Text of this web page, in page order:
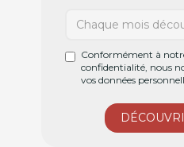
Conformément à
confidentialité, nous
vos données